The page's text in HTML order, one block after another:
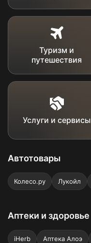
Туризм и
путешествия
Услуги и сервисы
Автотовары
Колесо.ру Лукойл
Аптеки и здоровье
iHerb Аптека Алоэ